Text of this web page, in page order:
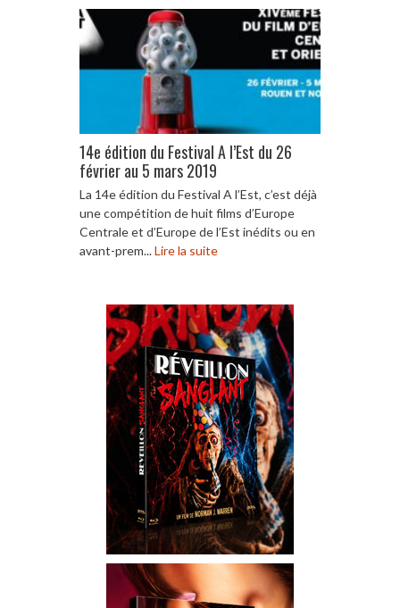
14e édition du Festival A l’Est du 26
février au 5 mars 2019
La 14e édition du Festival A l’Est, c’est déjà
une compétition de huit films d’Europe
Centrale et d’Europe de l’Est inédits ou en
avant-prem...Lire la suite